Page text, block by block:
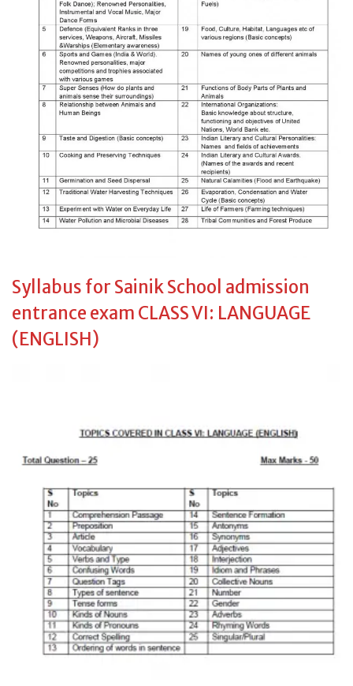
Syllabus for Sainik School admission
entrance exam CLASS VI: LANGUAGE
(ENGLISH)